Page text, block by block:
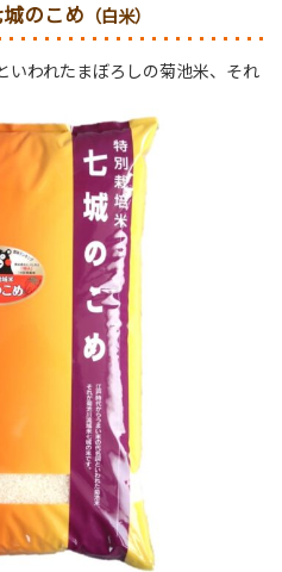
のこめ （白米）
いわれたまぼろしの菊池米、それ